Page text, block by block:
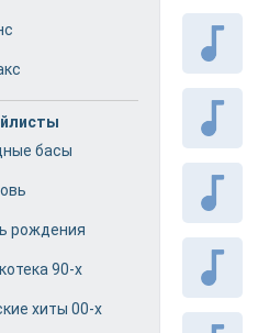
басы
рождения
90-х
хиты 00-х